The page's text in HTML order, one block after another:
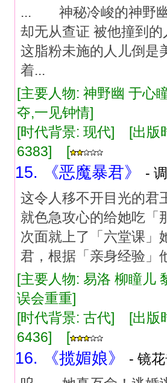
... 神秘冷峻的神野幽
却无从查证 被他撞到
这脂粉未施的人儿倒是
着...
[主要人物: 神野幽 于
夺,一见钟情]
[时代背景: 现代] [出
6383] [
15. 《恶魔暴君》
-
这令人移不开目光的君
就色急攻心的给她吃「
次面就上了「六堂课」
君，根据「亲身经验」
[主要人物: 易洛 柳瞳
误会重重]
[时代背景: 古代] [出
6436] [
16. 《揽媚娘》
- 镜